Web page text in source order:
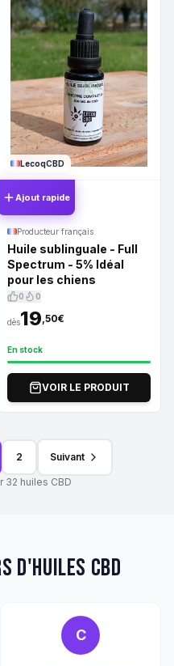
LecoqCBD
Ajout rapide
Producteur français
Huile sublinguale - Full
Spectrum - 5% Idéal
pour les chiens
0 0
dès19 ,50€
En stock
VOIR LE PRODUIT
2 Suivant
32 huiles CBD
d'Huiles CBD
C